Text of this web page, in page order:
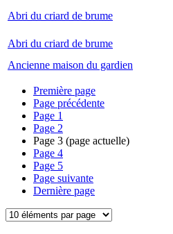
Abri du criard de brume
Abri du criard de brume
Ancienne maison du gardien
Première page
Page précédente
Page 1
Page 2
Page 3 (page actuelle)
Page 4
Page 5
Page suivante
Dernière page